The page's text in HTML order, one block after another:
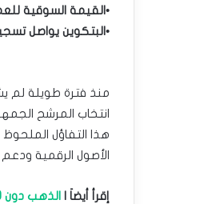
•القيمة السوقية
•البتكوين يواصل
منذ فترة طويلة لم
انتخاب المرشح
هذا التفاؤل
الأصول الرقمية
إقرأ أيضاَ | الذهب دون 2,600 دولارًا للأونصة تحت ضغط الدولار الأمريكي